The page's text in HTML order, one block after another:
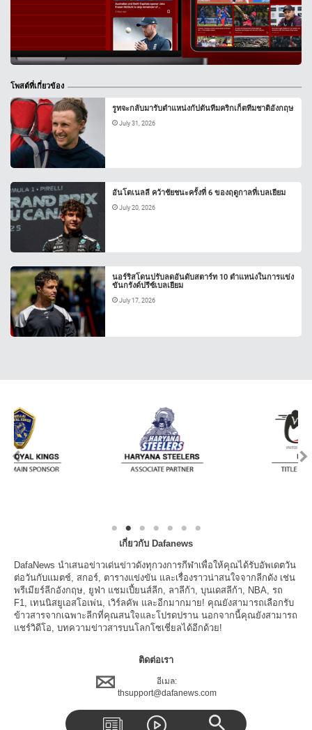
โพสต์ที่เกี่ยวข้อง
รูทจะกลับมารับตำแหน่งกัปตันทีมคริกเก็ตทีมชาติอังกฤษ
July 31, 2026
อันโตเนลลี คว้าชัยชนะครั้งที่ 6 ของฤดูกาลที่เบลเยียม
July 20, 2026
นอร์ริสโดนปรับลดอันดับสตาร์ท 10 ตำแหน่งในการแข่ง
ขันกรังด์ปรีซ์เบลเยียม
July 17, 2026
เกี่ยวกับ Dafanews
DafaNews นำเสนอข่าวเด่นข่าวดังทุกวงการกีฬาเพื่อให้คุณได้รับอัพเดตวัน
ต่อวันกับแมตช์, สกอร์, ตารางแข่งขัน และเรื่องราวน่าสนใจจากลีกดัง เช่น
พรีเมียร์ลีกอังกฤษ, ยูฟ่า แชมเปี้ยนส์ลีก, ลาลีก้า, บุนเดสลีก้า, NBA, รถ
F1, เทนนิสยูเอสโอเพ่น, เวิร์ลคัพ และอีกมากมาย! คุณยังสามารถเลือกรับ
ข้าวสารจากเฉพาะลีกที่คุณสนใจและโปรดปราน นอกจากนี้คุณยังสามารถ
แชร์วิดีโอ, บทความข่าวสารบนโลกโซเชี่ยลได้อีกด้วย!
ติดต่อเรา
อีเมล:
thsupport@dafanews.com